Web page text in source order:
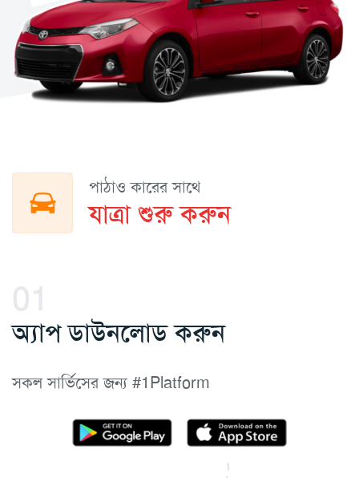
পাঠাও কারের সাথে
যাত্রা শুরু করুন
01
অ্যাপ ডাউনলোড করুন
সকল সার্ভিসের জন্য #1Platform